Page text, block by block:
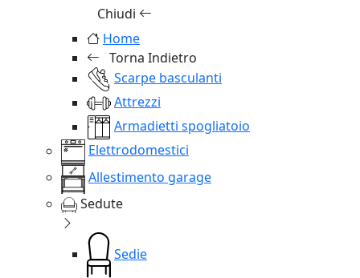
Chiudi
Home
Torna Indietro
Scarpe basculanti
Attrezzi
Armadietti spogliatoio
Elettrodomestici
Allestimento garage
Sedute
Sedie